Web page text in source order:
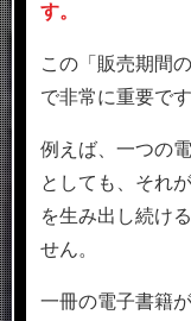
す。
この「販売期間
で非常に重要です
例えば、一つの
としても、それ
を生み出し続け
せん。
一冊の電子書籍